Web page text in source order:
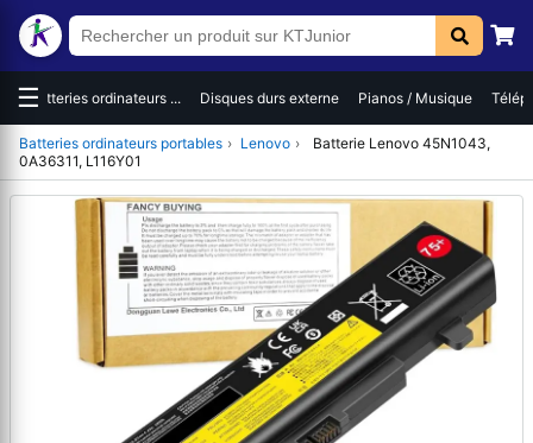
☰Batteries ordinateurs ... Disques durs externe Pianos / Musique
Batteries ordinateurs portables › Lenovo ›
Batterie Lenovo 45N1043,
0A36311, L116Y01